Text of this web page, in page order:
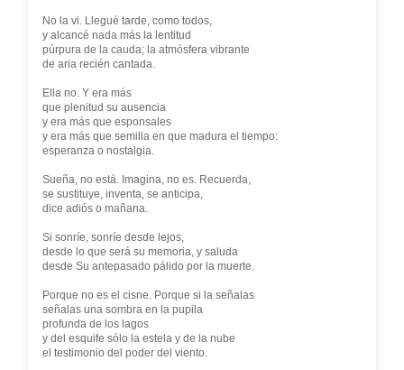
No la vi. Llegué tarde, como todos,
y alcancé nada más la lentitud
púrpura de la cauda; la atmósfera vibrante
de aria recién cantada.
Ella no. Y era más
que plenitud su ausencia
y era más que esponsales
y era más que semilla en que madura el tiempo:
esperanza o nostalgia.
Sueña, no está. Imagina, no es. Recuerda,
se sustituye, inventa, se anticipa,
dice adiós o mañana.
Si sonríe, sonríe desde lejos,
desde lo que será su memoria, y saluda
desde Su antepasado pálido por la muerte.
Porque no es el cisne. Porque si la señalas
señalas una sombra en la pupila
profunda de los lagos
y del esquife sólo la estela y de la nube
el testimonio del poder del viento.